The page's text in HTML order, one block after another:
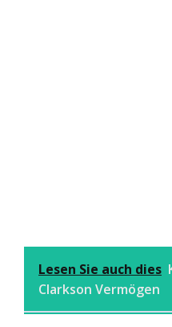
Lesen Sie auch dies
Clarkson Vermögen